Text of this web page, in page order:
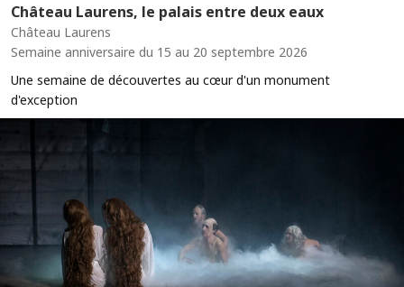
Château Laurens, le palais entre deux eaux
Château Laurens
Semaine anniversaire du 15 au 20 septembre 2026
Une semaine de découvertes au cœur d'un monument
d'exception